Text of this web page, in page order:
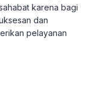
karena bagi
dan
pelayanan